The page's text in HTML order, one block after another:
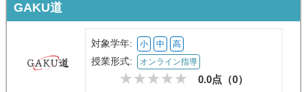
GAKU道
対象学年: 小 中 高
授業形式: オンライン指導
0.0点（0）